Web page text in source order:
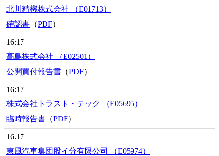
北川精機株式会社 （E01713）
確認書 （PDF）
16:17
高島株式会社 （E02501）
公開買付報告書 （PDF）
16:17
株式会社トラスト・テック （E05695）
臨時報告書 （PDF）
16:17
東風汽車集団股イ分有限公司 （E05974）